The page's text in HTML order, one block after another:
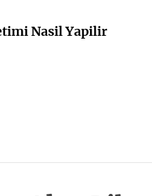
Nasil Yapilir